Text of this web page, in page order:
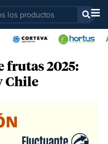
frutas 2025:
Chile